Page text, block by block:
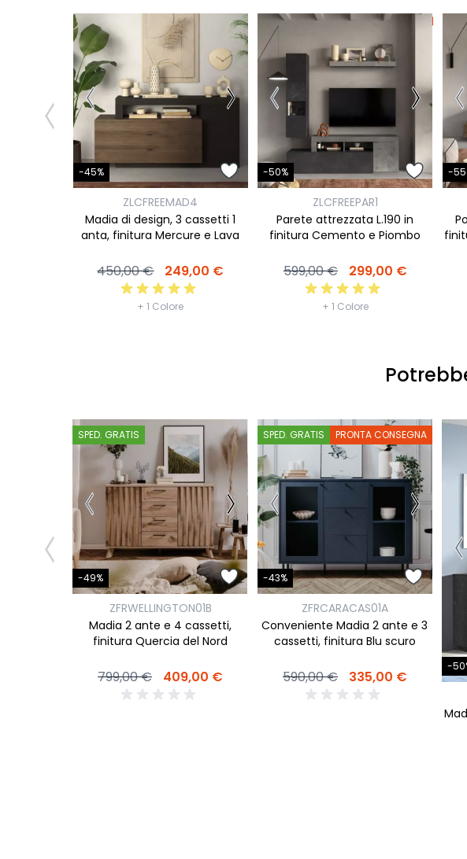
-45%
ZLCFREEMAD4
Madia di design, 3 cassetti 1
anta, finitura Mercure e Lava
450,00 € 249,00 €
+ 1 Colore
-50%
ZLCFREEPAR1
Parete attrezzata L.190 in
finitura Cemento e Piombo
599,00 € 299,00 €
+ 1 Colore
-
SPED. GRATIS
-49%
ZFRWELLINGTON01B
Madia 2 ante e 4 cassetti,
finitura Quercia del Nord
799,00 € 409,00 €
SPED. GRATIS PRONTA CONSEGNA
-43%
ZFRCARACAS01A
Conveniente Madia 2 ante e 3
cassetti, finitura Blu scuro
590,00 € 335,00 €
-